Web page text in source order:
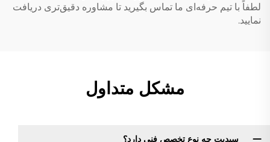
لطفاً با تیم حرفه‌ای ما تماس بگیرید تا مشاوره دقیق‌تری دریافت
نمایید.
مشکل متداول
سیدیت چه نوع تخصص فنی دارد؟